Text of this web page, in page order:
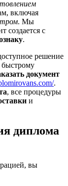
включая
. Мы
создается с
.
решение
быстрому
документ
.
, все процедуры
и
диплома
вы